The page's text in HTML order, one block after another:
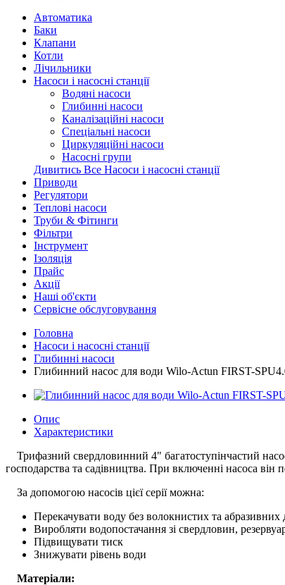
Автоматика
Баки
Клапани
Котли
Лічильники
Насоси і насосні станції
Водяні насоси
Глибинні насоси
Каналізаційні насоси
Спеціальні насоси
Циркуляційні насоси
Насосні групи
Дивитись Все Насоси і насосні станції
Приводи
Регулятори
Теплові насоси
Труби & Фітинги
Фільтри
Інструмент
Ізоляція
Прайс
Акції
Наші об'єкти
Сервісне обслуговування
Головна
Насоси і насосні станції
Глибинні насоси
Глибинний насос для води Wilo-Actun FIRST-
Опис
Характеристики
Трифазний свердловинний 4" багатоступінчастий
господарства та садівництва. При включенні насоса
За допомогою насосів цієї серії можна:
Перекачувати воду без волокнистих та абразивних
Виробляти водопостачання зі свердловин,
Підвищувати тиск
Знижувати рівень води
Матеріали: